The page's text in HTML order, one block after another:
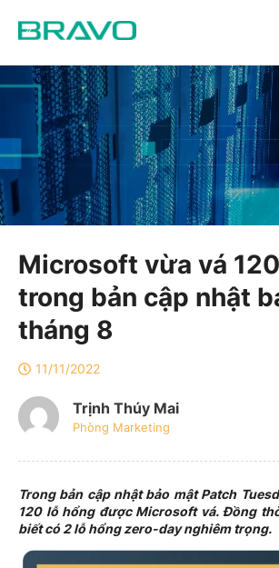
Microsoft vừa vá
trong bản cập nhật
tháng 8
11/11/2022
Trịnh Thúy Mai
Phòng Marketing
Trong bản cập nhật bảo mật Patch
120 lỗ hổng được Microsoft vá. Đồng
biết có 2 lỗ hổng zero-day nghiêm trọng.